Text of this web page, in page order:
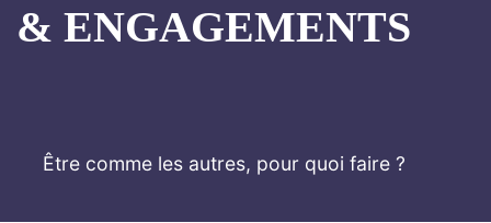
& ENGAGEMENTS
Être comme les autres, pour quoi faire ?